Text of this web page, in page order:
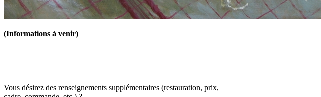
(Informations à venir)
Vous désirez des renseignements supplémentaires (restauration, prix,